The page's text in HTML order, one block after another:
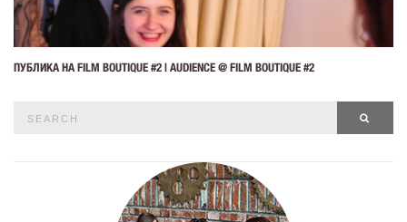
ПУБЛИКА НА FILM BOUTIQUE #2 | AUDIENCE @ FILM BOUTIQUE #2